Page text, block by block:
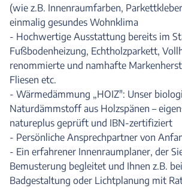
(wie z.B. Innenraumfarben,
einmalig gesundes Wohnklima
- Hochwertige Ausstattung bereits im
Fußbodenheizung, Echtholzparkett,
renommierte und namhafte
Fliesen etc.
- Wärmedämmung „HOIZ": Unser
Naturdämmstoff aus Holzspänen –
natureplus geprüft und IBN-zertifiziert
- Persönliche Ansprechpartner von
- Ein erfahrener Innenraumplaner, der
Bemusterung begleitet und Ihnen z.B.
Badgestaltung oder Lichtplanung mit